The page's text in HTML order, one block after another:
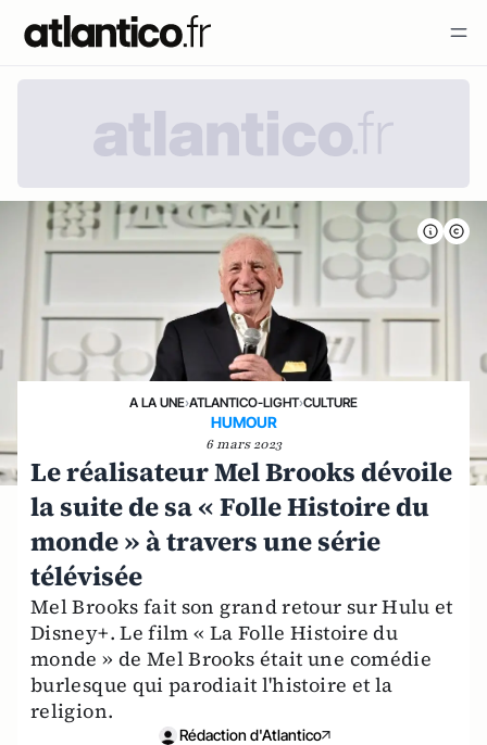
A LA UNE›ATLANTICO-LIGHT›CULTURE
HUMOUR
6 mars 2023
Le réalisateur Mel Brooks dévoile
la suite de sa « Folle Histoire du
monde » à travers une série
télévisée
Mel Brooks fait son grand retour sur Hulu et
Disney+. Le film « La Folle Histoire du
monde » de Mel Brooks était une comédie
burlesque qui parodiait l'histoire et la
religion.
Rédaction d'Atlantico